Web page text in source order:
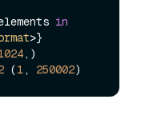
in
>}
,)
(1, 250002